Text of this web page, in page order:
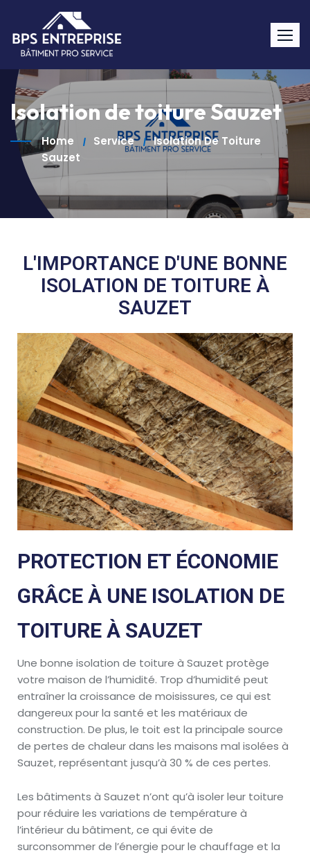
Isolation de toiture Sauzet
Home Service
Isolation De Toiture
Sauzet
L'IMPORTANCE D'UNE BONNE
ISOLATION DE TOITURE À
SAUZET
PROTECTION ET ÉCONOMIE
GRÂCE À UNE ISOLATION DE
TOITURE À SAUZET
Une bonne isolation de toiture à Sauzet protège
votre maison de l’humidité. Trop d’humidité peut
entraîner la croissance de moisissures, ce qui est
dangereux pour la santé et les matériaux de
construction. De plus, le toit est la principale source
de pertes de chaleur dans les maisons mal isolées à
Sauzet, représentant jusqu’à 30 % de ces pertes.
Les bâtiments à Sauzet n’ont qu’à isoler leur toiture
pour réduire les variations de température à
l’intérieur du bâtiment, ce qui évite de
surconsommer de l’énergie pour le chauffage et la